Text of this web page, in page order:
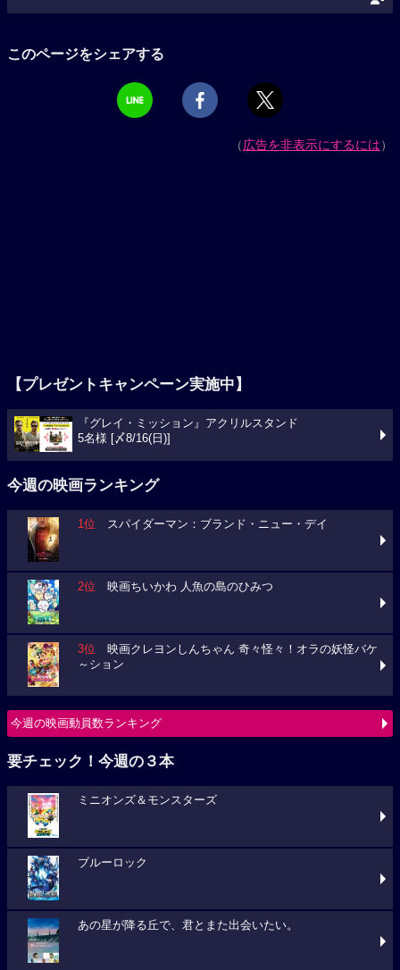
このページをシェアする
（広告を非表示にするには）
【プレゼントキャンペーン実施中】
『グレイ・ミッション』アクリルスタンド
5名様 [〆8/16(日)]
今週の映画ランキング
1位 スパイダーマン：ブランド・ニュー・デイ
2位 映画ちいかわ 人魚の島のひみつ
3位 映画クレヨンしんちゃん 奇々怪々！オラの妖怪バケ
～ション
今週の映画動員数ランキング
要チェック！今週の３本
ミニオンズ＆モンスターズ
ブルーロック
あの星が降る丘で、君とまた出会いたい。